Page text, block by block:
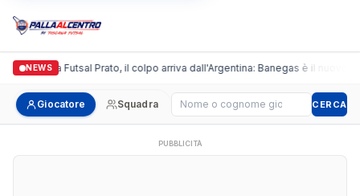
NEWS
Italgronda Futsal Prato, il colpo arriva dall'Argentina: Banegas è il nuovo
Giocatore Squadra Cerca giocatore CERCA
PUBBLICITÀ